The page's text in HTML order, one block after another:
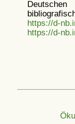
https://d-
https://d-